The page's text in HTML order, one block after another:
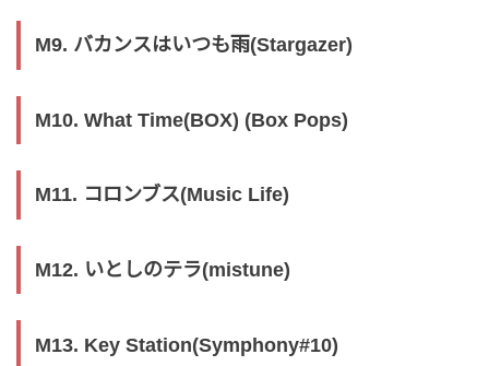
M9. バカンスはいつも雨(Stargazer)
M10. What Time(BOX) (Box Pops)
M11. コロンブス(Music Life)
M12. いとしのテラ(mistune)
M13. Key Station(Symphony#10)